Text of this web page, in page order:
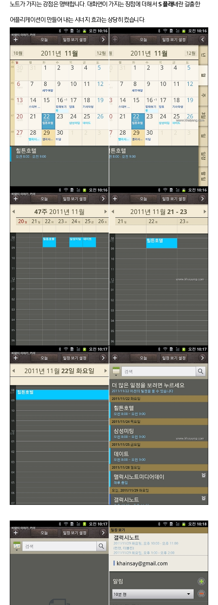
노트가 가지는 강점은 명백합니다. 대화면이 가지는 장점에 더해서 S 플래너란 걸출한
어플리케이션이 만들어 내는 시너지 효과는 상당히 컸습니다.